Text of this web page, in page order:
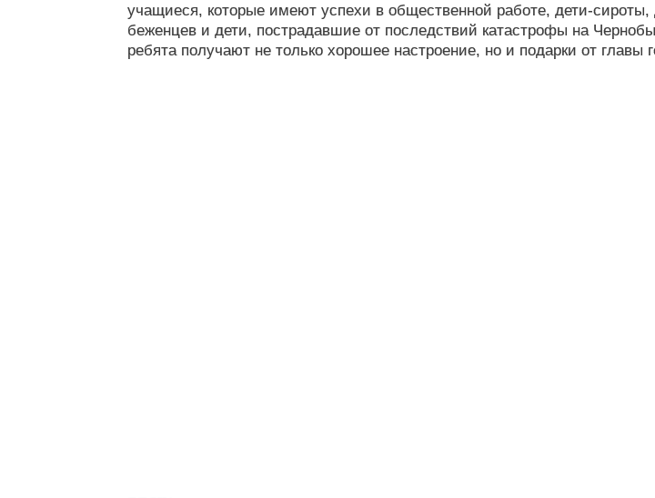
учащиеся, которые имеют успехи в общественной работе, дети-
беженцев и дети, пострадавшие от последствий катастрофы на
ребята получают не только хорошее настроение, но и подарки от главы